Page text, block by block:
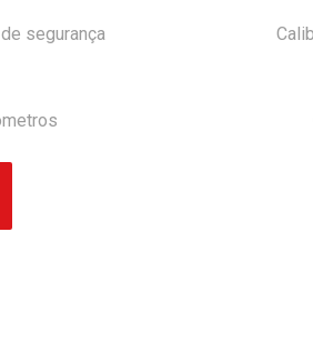
segurança